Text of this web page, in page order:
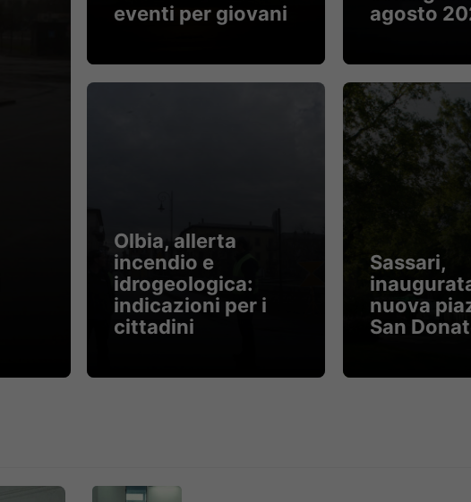
eventi per giovani
agosto
Olbia, allerta
incendio e
idrogeologica:
indicazioni per i
cittadini
Sassari,
nuova
San